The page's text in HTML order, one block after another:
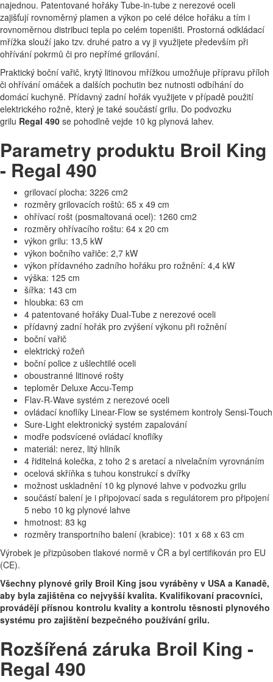
najednou. Patentované hořáky Tube-in-tube z nerezové oceli
zajišťují rovnoměrný plamen a výkon po celé délce hořáku a tím i
rovnoměrnou distribuci tepla po celém topeništi. Prostorná odkládací
mřížka slouží jako tzv. druhé patro a vy ji využijete především při
ohřívání pokrmů či pro nepřímé grilování.
Praktický boční vařič, krytý litinovou mřížkou umožňuje přípravu příloh
či ohřívání omáček a dalších pochutin bez nutnosti odbíhání do
domácí kuchyně. Přídavný zadní hořák využijete v případě použití
elektrického rožně, který je také součástí grilu. Do podvozku
grilu Regal 490 se pohodlně vejde 10 kg plynová lahev.
Parametry produktu Broil King
- Regal 490
grilovací plocha: 3226 cm2
rozměry grilovacích roštů: 65 x 49 cm
ohřívací rošt (posmaltovaná ocel): 1260 cm2
rozměry ohřívacího roštu: 64 x 20 cm
výkon grilu: 13,5 kW
výkon bočního vařiče: 2,7 kW
výkon přídavného zadního hořáku pro rožnění: 4,4 kW
výška: 125 cm
šířka: 143 cm
hloubka: 63 cm
4 patentované hořáky Dual-Tube z nerezové oceli
přídavný zadní hořák pro zvýšení výkonu při rožnění
boční vařič
elektrický rožeň
boční police z ušlechtilé oceli
oboustranné litinové rošty
teploměr Deluxe Accu-Temp
Flav-R-Wave systém z nerezové oceli
ovládací knoflíky Linear-Flow se systémem kontroly Sensi-Touch
Sure-Light elektronický systém zapalování
modře podsvícené ovládací knoflíky
materiál: nerez, litý hliník
4 řiditelná kolečka, z toho 2 s aretací a nivelačním vyrovnáním
ocelová skříňka s tuhou konstrukcí s dvířky
možnost uskladnění 10 kg plynové lahve v podvozku grilu
součástí balení je i připojovací sada s regulátorem pro připojení
5 nebo 10 kg plynové lahve
hmotnost: 83 kg
rozměry transportního balení (krabice): 101 x 68 x 63 cm
Výrobek je přizpůsoben tlakové normě v ČR a byl certifikován pro EU
(CE).
Všechny plynové grily Broil King jsou vyráběny v USA a Kanadě,
aby byla zajištěna co nejvyšší kvalita. Kvalifikovaní pracovníci,
provádějí přísnou kontrolu kvality a kontrolu těsnosti plynového
systému pro zajištění bezpečného používání grilu.
Rozšířená záruka Broil King -
Regal 490